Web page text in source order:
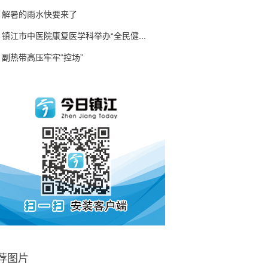
解暑的雨水快要来了
镇江市中医院康复医学科举办“全民健...
副热带高压牢牢“控场”
图片